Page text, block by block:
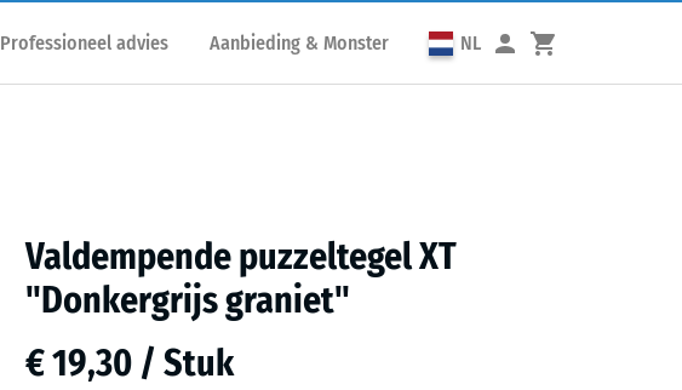
Professioneel advies Aanbieding & Monster NL
Valdempende puzzeltegel XT
"Donkergrijs graniet"
€ 19,30 / Stuk